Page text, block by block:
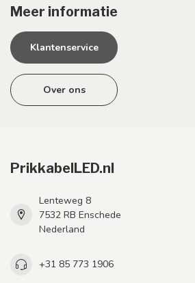
Meer informatie
Klantenservice
Over ons
PrikkabelLED.nl
Lenteweg 8
7532 RB Enschede
Nederland
+31 85 773 1906